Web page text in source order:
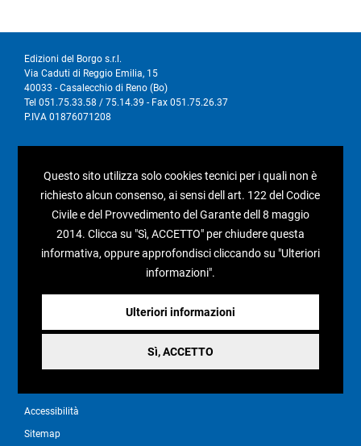
Edizioni del Borgo s.r.l.
Via Caduti di Reggio Emilia, 15
40033 - Casalecchio di Reno (Bo)
Tel 051.75.33.58 / 75.14.39 - Fax 051.75.26.37
P.IVA 01876071208
Condizioni generali di vendita
Resi e rimborsi
Accessibilità
Sitemap
Questo sito utilizza solo cookies tecnici per i quali non è
richiesto alcun consenso, ai sensi dell art. 122 del Codice
Civile e del Provvedimento del Garante dell 8 maggio
2014. Clicca su "Sì, ACCETTO" per chiudere questa
informativa, oppure approfondisci cliccando su "Ulteriori
informazioni".
Ulteriori informazioni
Sì, ACCETTO